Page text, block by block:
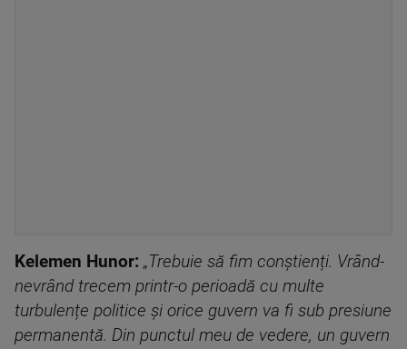
Kelemen Hunor: „Trebuie să fim conștienți. Vrând-
nevrând trecem printr-o perioadă cu multe
turbulențe politice și orice guvern va fi sub presiune
permanentă. Din punctul meu de vedere, un guvern